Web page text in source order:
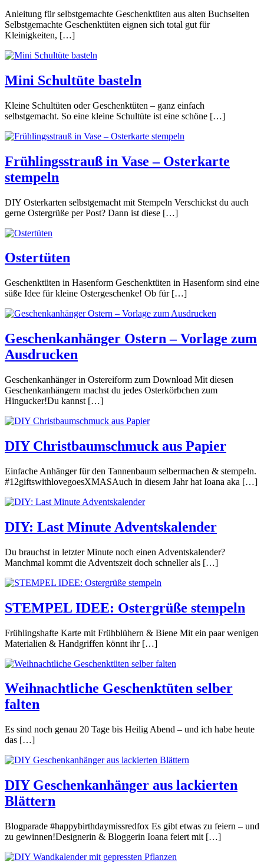
Anleitung für selbstgemachte Geschenktüten aus alten Buchseiten
Selbstgemachte Geschenktüten eignen sich total gut für
Kleinigkeiten, […]
Mini Schultüte basteln
Kleine Schultüten oder Geschenktüten – ganz einfach
selbstgemacht. So eine kleine Schultüte ist eine schöne […]
Frühlingsstrauß in Vase – Osterkarte
stempeln
DIY Osterkarten selbstgemacht mit Stempeln Verschickst du auch
gerne Ostergrüße per Post? Dann ist diese […]
Ostertüten
Geschenktüten in Hasenform Geschenktüten in Hasenform sind eine
süße Idee für kleine Ostergeschenke! Ob für […]
Geschenkanhänger Ostern – Vorlage zum
Ausdrucken
Geschenkanhänger in Ostereiform zum Download Mit diesen
Geschenkanhängern machst du jedes Osterkörbchen zum
Hingucker!Du kannst […]
DIY Christbaumschmuck aus Papier
Einfache Anhänger für den Tannenbaum selbermachen & stempeln.
#12giftswithlovegoesXMASAuch in diesem Jahr hat Ioana aka […]
DIY: Last Minute Adventskalender
Du brauchst in letzter Minute noch einen Adventskalender?
Manchmal kommt die Adventszeit doch schneller als […]
STEMPEL IDEE: Ostergrüße stempeln
Frühlingshafte Karte mit Frühblühern & Biene Mit ein paar wenigen
Materialien & Handgriffen könnt ihr […]
Weihnachtliche Geschenktüten selber
falten
Es sind noch genau 20 Tage bis Heilig Abend – und ich habe heute
das […]
DIY Geschenkanhänger aus lackierten
Blättern
Blogparade #happybirthdaymissredfox Es gibt etwas zu feiern – und
zu gewinnen!Designerin & Bloggerin Ioana feiert mit […]